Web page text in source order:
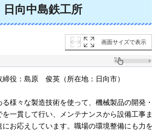
日向中島鉄工所
画面サイズで表示
締役：島原 俊英 （所在地：日向市）
る様々な製造技術を使って、機械製品の開発・
を一貫して行い、メンテナンスから設備工事ま
にお応えしています。職場の環境整備にも力を